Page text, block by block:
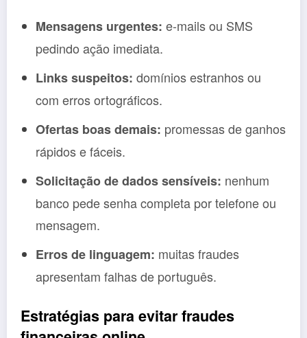
Mensagens urgentes: e-mails ou SMS
pedindo ação imediata.
Links suspeitos: domínios estranhos ou
com erros ortográficos.
Ofertas boas demais: promessas de ganhos
rápidos e fáceis.
Solicitação de dados sensíveis: nenhum
banco pede senha completa por telefone ou
mensagem.
Erros de linguagem: muitas fraudes
apresentam falhas de português.
Estratégias para evitar fraudes